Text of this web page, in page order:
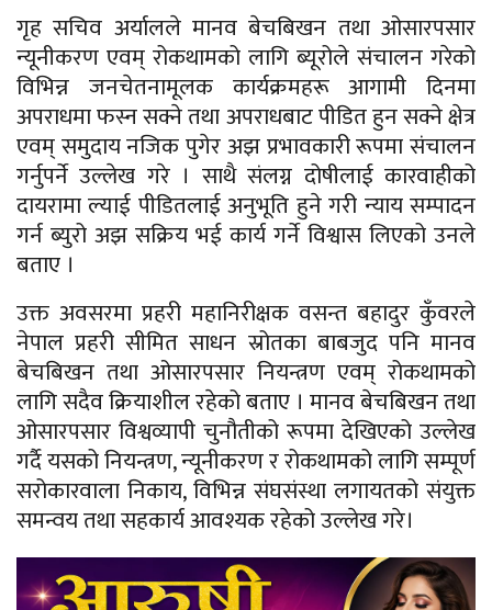
गृह सचिव अर्यालले मानव बेचबिखन तथा ओसारपसार
न्यूनीकरण एवम् रोकथामको लागि ब्यूरोले संचालन गरेको
विभिन्न जनचेतनामूलक कार्यक्रमहरू आगामी दिनमा
अपराधमा फस्न सक्ने तथा अपराधबाट पीडित हुन सक्ने क्षेत्र
एवम् समुदाय नजिक पुगेर अझ प्रभावकारी रूपमा संचालन
गर्नुपर्ने उल्लेख गरे । साथै संलग्न दोषीलाई कारवाहीको
दायरामा ल्याई पीडितलाई अनुभूति हुने गरी न्याय सम्पादन
गर्न ब्युरो अझ सक्रिय भई कार्य गर्ने विश्वास लिएको उनले
बताए ।
उक्त अवसरमा प्रहरी महानिरीक्षक वसन्त बहादुर कुँवरले
नेपाल प्रहरी सीमित साधन स्रोतका बाबजुद पनि मानव
बेचबिखन तथा ओसारपसार नियन्त्रण एवम् रोकथामको
लागि सदैव क्रियाशील रहेको बताए । मानव बेचबिखन तथा
ओसारपसार विश्वव्यापी चुनौतीको रूपमा देखिएको उल्लेख
गर्दै यसको नियन्त्रण, न्यूनीकरण र रोकथामको लागि सम्पूर्ण
सरोकारवाला निकाय, विभिन्न संघसंस्था लगायतको संयुक्त
समन्वय तथा सहकार्य आवश्यक रहेको उल्लेख गरे।